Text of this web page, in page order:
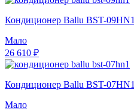
Кондиционер Ballu BST-09HN1
Мало
26 610 ₽
Кондиционер Ballu BST-07HN1
Мало